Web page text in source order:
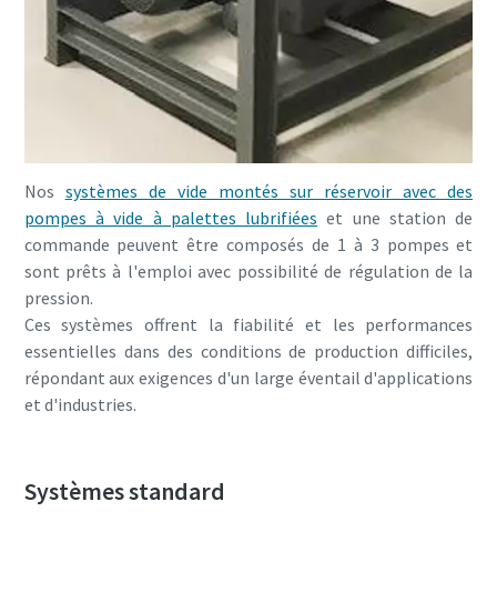
Nos systèmes de vide montés sur réservoir avec des
pompes à vide à palettes lubrifiées et une station de
commande peuvent être composés de 1 à 3 pompes et
sont prêts à l'emploi avec possibilité de régulation de la
pression.
Ces systèmes offrent la fiabilité et les performances
essentielles dans des conditions de production difficiles,
répondant aux exigences d'un large éventail d'applications
et d'industries.
Systèmes standard